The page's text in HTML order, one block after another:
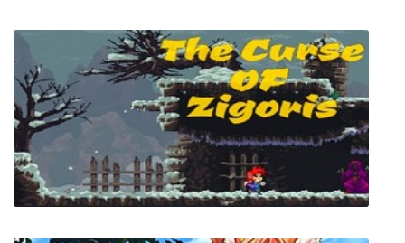
URUZ "Return of The Er Kishi"